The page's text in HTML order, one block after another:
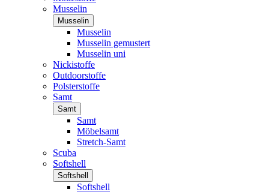
Musselin
Musselin
Musselin
Musselin gemustert
Musselin uni
Nickistoffe
Outdoorstoffe
Polsterstoffe
Samt
Samt
Samt
Möbelsamt
Stretch-Samt
Scuba
Softshell
Softshell
Softshell